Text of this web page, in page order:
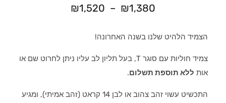
₪1,380
–
₪1,520
הצמיד הלהיט שלנו בשנה האחרונה!
צמיד חוליות עם סוגר T, בעל תליון לב עליו ניתן לחרוט שם או
אות ללא תוספת תשלום.
התכשיט עשוי זהב צהוב או לבן 14 קראט (זהב אמיתי), ומגיע